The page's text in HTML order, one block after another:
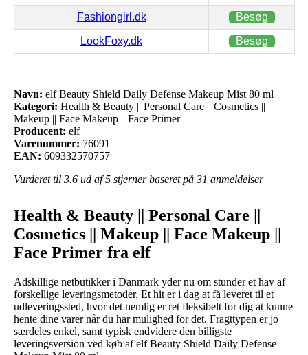
Fashiongirl.dk Besøg
LookFoxy.dk Besøg
Navn: elf Beauty Shield Daily Defense Makeup Mist 80 ml
Kategori: Health & Beauty || Personal Care || Cosmetics ||
Makeup || Face Makeup || Face Primer
Producent: elf
Varenummer: 76091
EAN: 609332570757
Vurderet til 3.6 ud af 5 stjerner baseret på 31 anmeldelser
Health & Beauty || Personal Care ||
Cosmetics || Makeup || Face Makeup ||
Face Primer fra elf
Adskillige netbutikker i Danmark yder nu om stunder et hav af
forskellige leveringsmetoder. Et hit er i dag at få leveret til et
udleveringssted, hvor det nemlig er ret fleksibelt for dig at kunne
hente dine varer når du har mulighed for det. Fragttypen er jo
særdeles enkel, samt typisk endvidere den billigste
leveringsversion ved køb af elf Beauty Shield Daily Defense